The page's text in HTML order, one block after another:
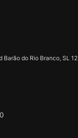
Barão do Rio Branco, SL